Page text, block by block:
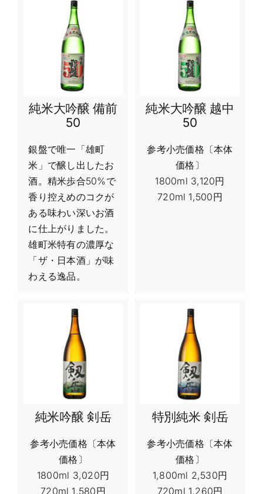
純米大吟醸 備前
50
銀盤で唯一「雄町
米」で醸し出したお
酒。精米歩合50%で
香り控えめのコクが
ある味わい深いお酒
に仕上がりました。
雄町米特有の濃厚な
「ザ・日本酒」が味
わえる逸品。
純米大吟醸 越中
50
参考小売価格〔本体
価格〕
1800ml 3,120円
720ml 1,500円
純米吟醸 剣岳
参考小売価格〔本体
価格〕
1800ml 3,020円
720ml 1,580円
特別純米 剣岳
参考小売価格〔本体
価格〕
1,800ml 2,530円
720ml 1,260円